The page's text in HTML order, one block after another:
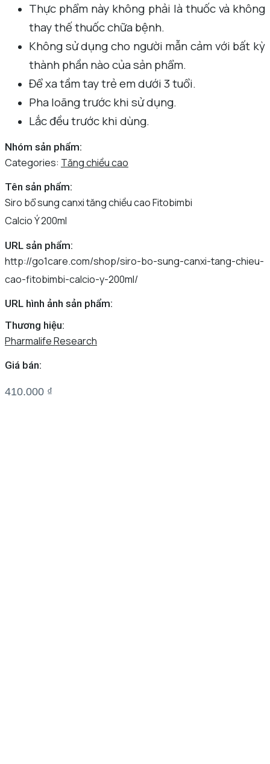
Thực phẩm này không phải là thuốc và không
thay thế thuốc chữa bệnh.
Không sử dụng cho người mẫn cảm với bất kỳ
thành phần nào của sản phẩm.
Để xa tầm tay trẻ em dưới 3 tuổi.
Pha loãng trước khi sử dụng.
Lắc đều trước khi dùng.
Nhóm sản phẩm:
Categories: Tăng chiều cao
Tên sản phẩm:
Siro bổ sung canxi tăng chiều cao Fitobimbi
Calcio Ý 200ml
URL sản phẩm:
http://go1care.com/shop/siro-bo-sung-canxi-tang-chieu-
cao-fitobimbi-calcio-y-200ml/
URL hình ảnh sản phẩm:
Thương hiệu:
Pharmalife Research
Giá bán:
410.000 ₫